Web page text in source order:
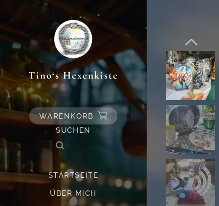
Tino‘s Hexenkiste
WARENKORB
SUCHEN
STARTSEITE
ÜBER MICH